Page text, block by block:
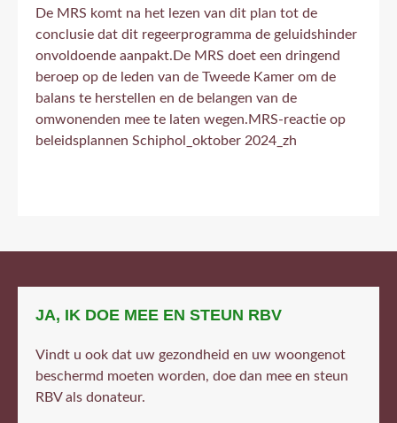
De MRS komt na het lezen van dit plan tot de
conclusie dat dit regeerprogramma de geluidshinder
onvoldoende aanpakt.De MRS doet een dringend
beroep op de leden van de Tweede Kamer om de
balans te herstellen en de belangen van de
omwonenden mee te laten wegen.MRS-reactie op
beleidsplannen Schiphol_oktober 2024_zh
JA, IK DOE MEE EN STEUN RBV
Vindt u ook dat uw gezondheid en uw woongenot
beschermd moeten worden, doe dan mee en steun
RBV als donateur.